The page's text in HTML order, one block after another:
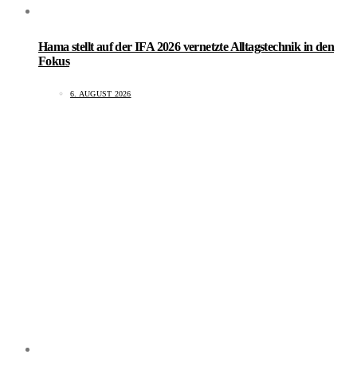
Hama stellt auf der IFA 2026 vernetzte Alltagstechnik in den
Fokus
6. AUGUST 2026